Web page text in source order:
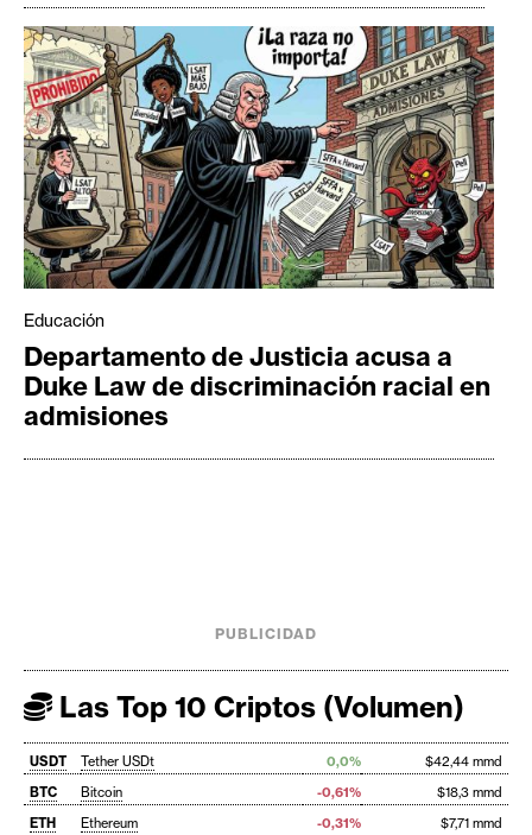
Educación
Departamento de Justicia acusa a
Duke Law de discriminación racial en
admisiones
PUBLICIDAD
Las Top 10 Criptos (Volumen)
USDT Tether USDt 0,0%
$42,44 mmd
BTC
Bitcoin -0,61%
$18,3 mmd
ETH
Ethereum -0,31% $7,71 mmd